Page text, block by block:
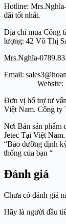
Hotline:
đãi tốt nhất.
Địa chỉ mua Công
lượng: 42 Võ Thị
Mrs.Nghĩa-
Email:
Website:
Đơn vị hổ trợ tư vấn
Việt Nam. Công ty
Nơi Bán sản phẩm
Jetec Tại Việt
“Bảo dưỡng định
thống của bạn “
Đánh giá
Chưa có đánh giá
Hãy là người đầu